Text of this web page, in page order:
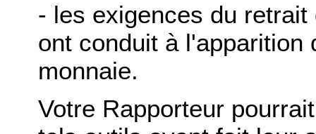
- les exigences du
ont conduit à l'apparition
monnaie.
Votre Rapporteur